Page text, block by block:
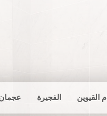
ام القيوين الفجيرة